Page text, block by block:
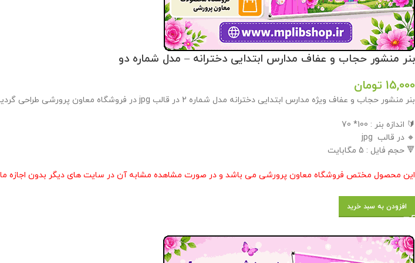
بنر منشور حجاب و عفاف مدارس ابتدایی دخترانه – مدل شماره دو
15,000 تومان
بنر منشور حجاب و عفاف ویژه مدارس ابتدایی دخترانه مدل شماره 2 در قالب jpg در فروشگاه معاون پرورشی طراحی گردید .
🔰 اندازه بنر : 100* 70
🔸 در قالب jpg
🔻 حجم فایل : 5 مگابایت
این محصول مختص فروشگاه معاون پرورشی می باشد و در صورت مشاهده مشابه آن در سایت های دیگر بدون اجازه ما
افزودن به سبد خرید